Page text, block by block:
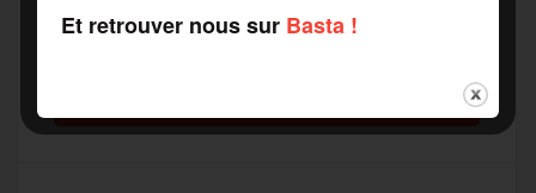
Et retrouver nous sur Basta !